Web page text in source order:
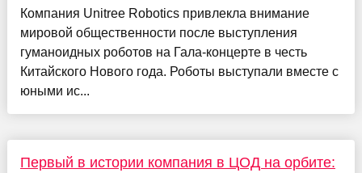
Компания Unitree Robotics привлекла внимание
мировой общественности после выступления
гуманоидных роботов на Гала-концерте в честь
Китайского Нового года. Роботы выступали вместе с
юными ис...
Первый в истории компания в ЦОД на орбите: